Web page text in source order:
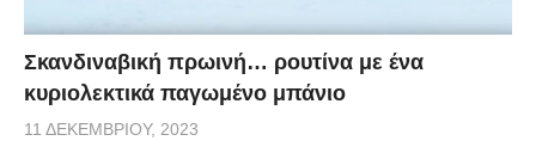
Σκανδιναβική πρωινή… ρουτίνα με ένα
κυριολεκτικά παγωμένο μπάνιο
11 ΔΕΚΕΜΒΡΊΟΥ, 2023